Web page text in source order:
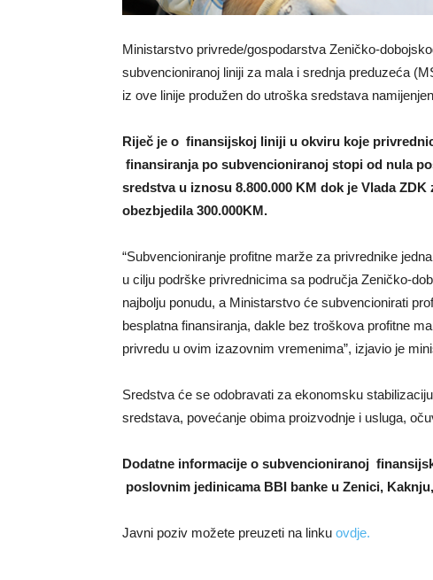
Ministarstvo privrede/gospodarstva Zeničko-
subvencioniranoj liniji za mala i srednja preduzeća
iz ove linije produžen do utroška sredstava
Riječ je o finansijskoj liniji u okviru koje
finansiranja po subvencioniranoj stopi od nula
sredstva u iznosu 8.800.000 KM dok je Vlada
obezbjedila 300.000KM.
“Subvencioniranje profitne marže za privrednike
u cilju podrške privrednicima sa područja Zeničko-
najbolju ponudu, a Ministarstvo će subvencionirati
besplatna finansiranja, dakle bez troškova profitne
privredu u ovim izazovnim vremenima”, izjavio je
Sredstva će se odobravati za ekonomsku
sredstava, povećanje obima proizvodnje i usluga,
Dodatne informacije o subvencioniranoj
poslovnim jedinicama BBI banke u Zenici,
Javni poziv možete preuzeti na linku ovdje.